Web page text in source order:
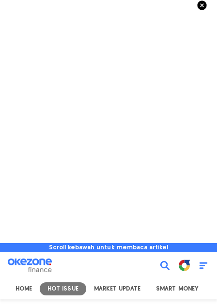
Scroll kebawah untuk membaca artikel
HOME HOT ISSUE MARKET UPDATE SMART MONEY